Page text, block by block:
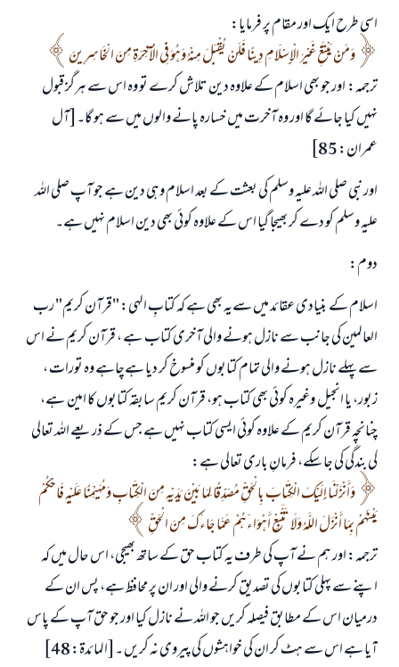
اسی طرح ایک اور مقام پر فرمایا:
وَمَنْ يَبْتَغِ غَيْرَ الْإِسْلَامِ دِينًا فَلَنْ يُقْبَلَ مِنْهُ وَهُوَ فِي الْآخِرَةِ مِنَ الْخَاسِرِينَ
ترجمہ: اور جو بھی اسلام کے علاوہ دین تلاش کرے تو وہ اس سے ہرگز قبول
نہیں کیا جائے گا اور وہ آخرت میں خسارہ پانے والوں میں سے ہو گا۔[آل
عمران: 85]
اور نبی صلی اللہ علیہ وسلم کی بعثت کے بعد اسلام وہی دین ہے جو آپ صلی اللہ
علیہ وسلم کو دے کر بھیجا گیا اس کے علاوہ کوئی بھی دین اسلام نہیں ہے۔
دوم:
اسلام کے بنیادی عقائد میں سےیہ بھی ہے کہ کتابِ الہی: "قرآن کریم" رب
العالمین کی جانب سے نازل ہونے والی آخری کتاب ہے ، قرآن کریم نے اس
سے پہلے نازل ہونے والی تمام کتابوں کو منسوخ کر دیا ہےچاہے وہ تورات ،
زبور، یا انجیل وغیرہ کوئی بھی کتاب ہو، قرآن کریم سابقہ کتابوں کا امین ہے،
چنانچہ قرآن کریم کے علاوہ کوئی ایسی کتاب نہیں ہے جس کے ذریعے اللہ تعالی
کی بندگی کی جا سکے، فرمانِ باری تعالی ہے:
وَأَنْزَلْنَا إِلَيْكَ الْكِتَابَ بِالْحَقِّ مُصَدِّقًا لِمَا بَيْنَ يَدَيْهِ مِنَ الْكِتَابِ وَمُهَيْمِنًا عَلَيْهِ فَاحْكُمْ
بَيْنَهُمْ بِمَا أَنْزَلَ اللَّهُ وَلَا تَتَّبِعْ أَهْوَاءَهُمْ عَمَّا جَاءَكَ مِنَ الْحَقِّ
ترجمہ: اور ہم نے آپ کی طرف یہ کتاب حق کے ساتھ بھیجی، اس حال میں کہ
اپنے سے پہلی کتابوں کی تصدیق کرنے والی اور ان پر محافظ ہے، پس ان کے
درمیان اس کے مطابق فیصلہ کریں جو اللہ نے نازل کیا اور جو حق آپ کے پاس
آیا ہے اس سے ہٹ کر ان کی خواہشوں کی پیروی نہ کریں ۔[المائدة: 48]